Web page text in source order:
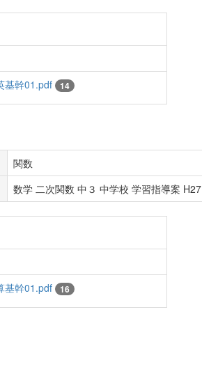
基幹01.pdf 14
関数
数学 二次関数 中３ 中学校 学習指導案 H27
基幹01.pdf 16